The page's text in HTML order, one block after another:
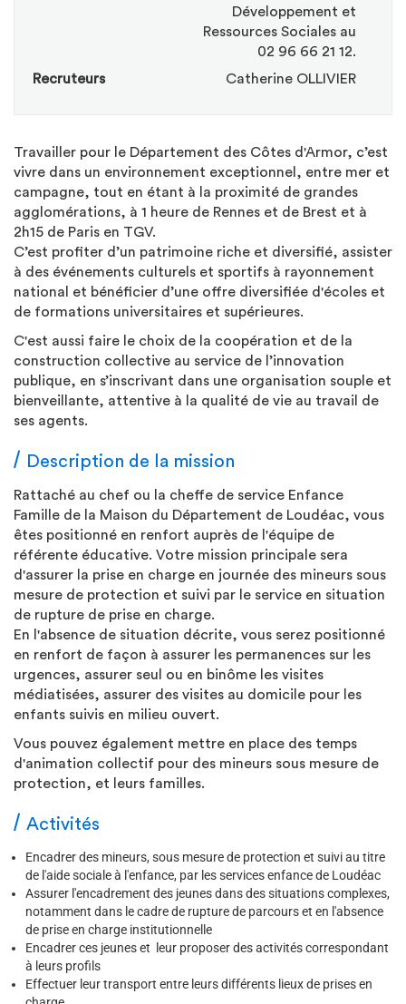
Développement et
Ressources Sociales au
02 96 66 21 12.
Recruteurs
Catherine OLLIVIER
Travailler pour le Département des Côtes d'Armor, c’est
vivre dans un environnement exceptionnel, entre mer et
campagne, tout en étant à la proximité de grandes
agglomérations, à 1 heure de Rennes et de Brest et à
2h15 de Paris en TGV.
C’est profiter d’un patrimoine riche et diversifié, assister
à des événements culturels et sportifs à rayonnement
national et bénéficier d’une offre diversifiée d'écoles et
de formations universitaires et supérieures.
C'est aussi faire le choix de la coopération et de la
construction collective au service de l’innovation
publique, en s’inscrivant dans une organisation souple et
bienveillante, attentive à la qualité de vie au travail de
ses agents.
Description de la mission
Rattaché au chef ou la cheffe de service Enfance
Famille de la Maison du Département de Loudéac, vous
êtes positionné en renfort auprès de l'équipe de
référente éducative. Votre mission principale sera
d'assurer la prise en charge en journée des mineurs sous
mesure de protection et suivi par le service en situation
de rupture de prise en charge.
En l'absence de situation décrite, vous serez positionné
en renfort de façon à assurer les permanences sur les
urgences, assurer seul ou en binôme les visites
médiatisées, assurer des visites au domicile pour les
enfants suivis en milieu ouvert.
Vous pouvez également mettre en place des temps
d'animation collectif pour des mineurs sous mesure de
protection, et leurs familles.
Activités
Encadrer des mineurs, sous mesure de protection et suivi au titre
de l'aide sociale à l'enfance, par les services enfance de Loudéac
Assurer l'encadrement des jeunes dans des situations complexes,
notamment dans le cadre de rupture de parcours et en l'absence
de prise en charge institutionnelle
Encadrer ces jeunes et leur proposer des activités correspondant
à leurs profils
Effectuer leur transport entre leurs différents lieux de prises en